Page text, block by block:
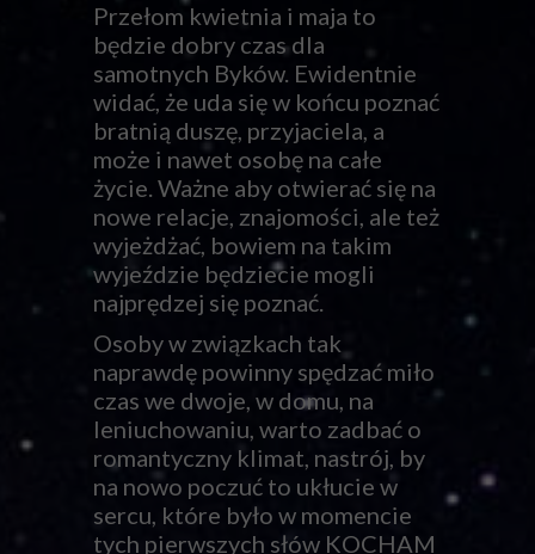
Przełom kwietnia i maja to
będzie dobry czas dla
samotnych Byków. Ewidentnie
widać, że uda się w końcu poznać
bratnią duszę, przyjaciela, a
może i nawet osobę na całe
życie. Ważne aby otwierać się na
nowe relacje, znajomości, ale też
wyjeżdżać, bowiem na takim
wyjeździe będziecie mogli
najprędzej się poznać.
Osoby w związkach tak
naprawdę powinny spędzać miło
czas we dwoje, w domu, na
leniuchowaniu, warto zadbać o
romantyczny klimat, nastrój, by
na nowo poczuć to ukłucie w
sercu, które było w momencie
tych pierwszych słów KOCHAM